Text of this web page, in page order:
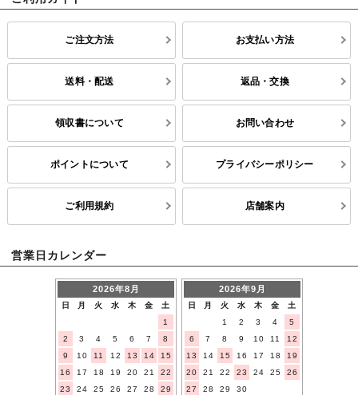
ご注文方法 お支払い方法
送料・配送 返品・交換
領収書について お問い合わせ
ポイントについて プライバシーポリシー
ご利用規約 店舗案内
営業日カレンダー
2026年8月
日 月 火 水 木 金
土
1
2
3 4 5 6 7
8
9
10 11 12 13 14
15
16
17 18 19 20 21
22
23
24 25 26 27 28
29
2026年9月
日 月 火 水 木 金
土
1
2 3 4
5
6
7 8 9 10 11
12
13
14 15 16 17 18
19
20
21 22 23 24 25
26
27
28 29 30